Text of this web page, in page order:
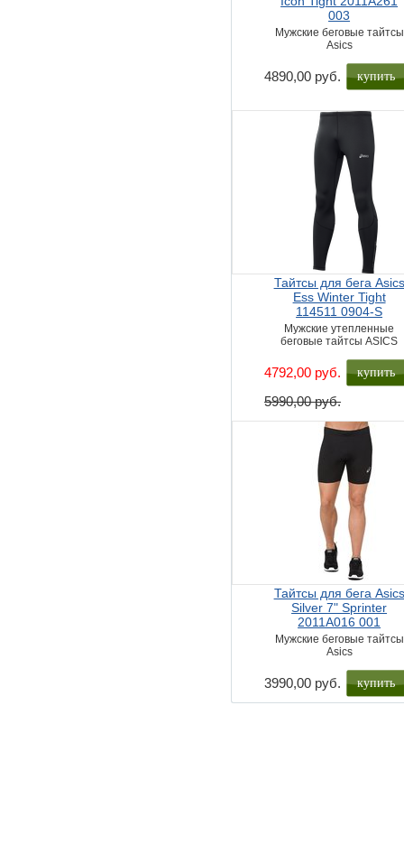
003
Мужские беговые тайтсы
Asics
4890,00 руб. купить
Тайтсы для бега Asics
Ess Winter Tight
114511 0904-S
Мужские утепленные
беговые тайтсы ASICS
4792,00 руб.
5990,00 руб.
купить
Тайтсы для бега Asics
Silver 7" Sprinter
2011A016 001
Мужские беговые тайтсы
Asics
3990,00 руб. купить